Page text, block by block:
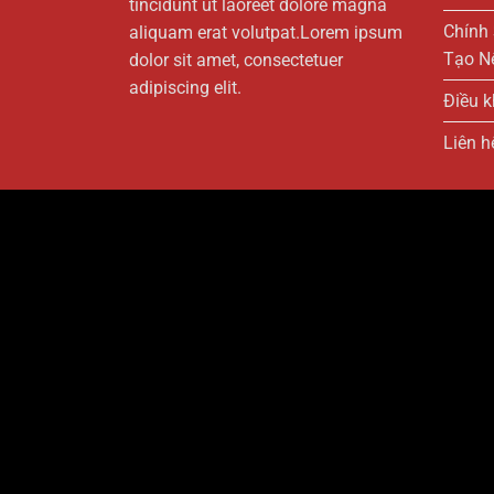
tincidunt ut laoreet dolore magna
aliquam erat volutpat.Lorem ipsum
dolor sit amet, consectetuer
adipiscing elit.
Chính
Tạo
Điều
Liên